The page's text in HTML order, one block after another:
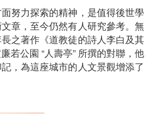
努力探索的精神，是值得後世學
章，至今仍然有人研究參考。無
之著作《道教徒的詩人李白及其
若公園 “人壽亭” 所撰的對聯，他
，為這座城市的人文景觀增添了